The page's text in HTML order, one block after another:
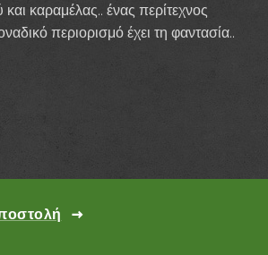
και καραμέλας.. ένας περίτεχνος
περιορισμό έχει τη φαντασία..